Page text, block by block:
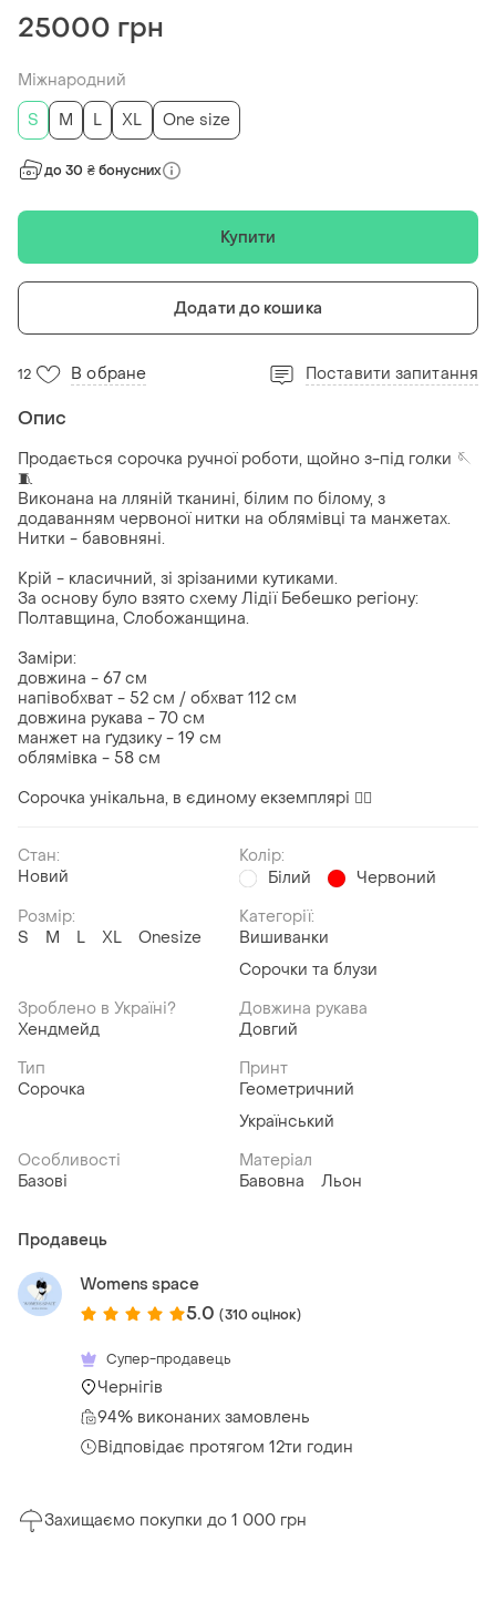
25000 грн
Міжнародний
S
M L XL One size
до 30 ₴ бонусних
Купити
Додати до кошика
12 В обране Поставити запитання
Опис
Продається сорочка ручної роботи, щойно з-під голки 🪡
🧵
Виконана на лляній тканині, білим по білому, з
додаванням червоної нитки на облямівці та манжетах.
Нитки - бавовняні.
Крій - класичний, зі зрізаними кутиками.
За основу було взято схему Лідії Бебешко регіону:
Полтавщина, Слобожанщина.
Заміри:
довжина - 67 см
напівобхват - 52 см / обхват 112 см
довжина рукава - 70 см
манжет на ґудзику - 19 см
облямівка - 58 см
Сорочка унікальна, в єдиному екземплярі ❤️‍🔥
Стан:
Новий
Колір:
Білий
Червоний
Розмір:
S
M L XL Onesize
Категорії:
Вишиванки
Сорочки та блузи
Зроблено в Україні?
Хендмейд
Довжина рукава
Довгий
Тип
Сорочка
Принт
Геометричний
Український
Особливості
Базові
Матеріал
Бавовна
Льон
Продавець
Womens space
5.0 (310 оцінок)
Супер-продавець
Чернігів
94% виконаних замовлень
Відповідає протягом 12ти годин
Захищаємо покупки до 1 000 грн